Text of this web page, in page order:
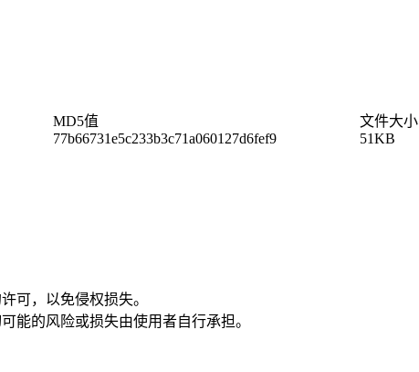
MD5值
文件大小
77b66731e5c233b3c71a060127d6fef9 51KB
可，以免侵权损失。
能的风险或损失由使用者自行承担。